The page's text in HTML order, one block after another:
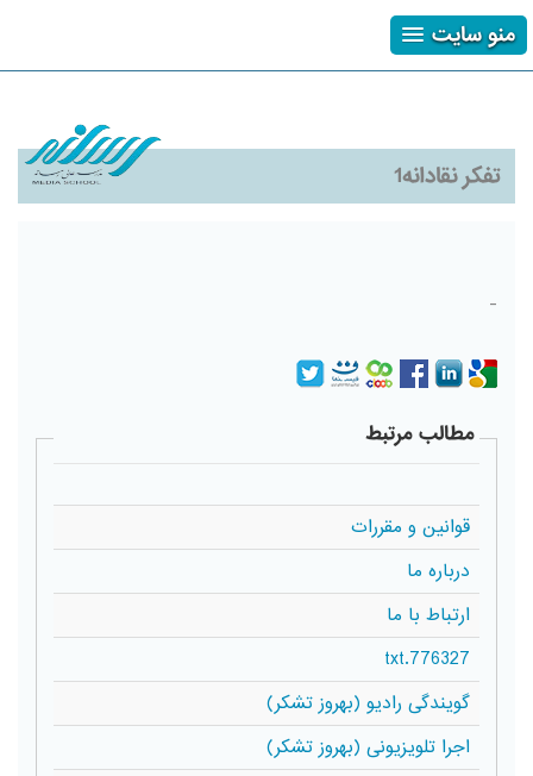
منو سایت
تفکر نقادانه1
-
مطالب مرتبط
قوانین و مقررات
درباره ما
ارتباط با ما
776327.txt
گویندگی رادیو (بهروز تشکر)
اجرا تلویزیونی (بهروز تشکر)